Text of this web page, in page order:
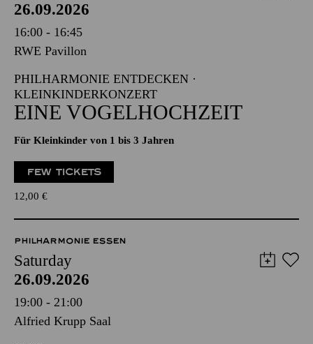
26.09.2026
16:00 - 16:45
RWE Pavillon
PHILHARMONIE ENTDECKEN ·
KLEINKINDERKONZERT
EINE VOGELHOCHZEIT
Für Kleinkinder von 1 bis 3 Jahren
FEW TICKETS
12,00 €
PHILHARMONIE ESSEN
Saturday
26.09.2026
19:00 - 21:00
Alfried Krupp Saal